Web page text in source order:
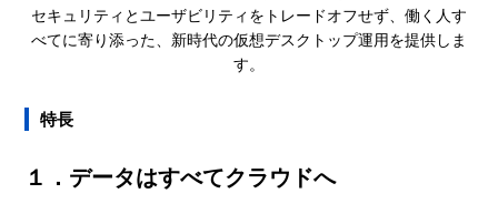
セキュリティとユーザビリティをトレードオフせず、働く人す
べてに寄り添った、新時代の仮想デスクトップ運用を提供しま
す。
特長
１．データはすべてクラウドへ